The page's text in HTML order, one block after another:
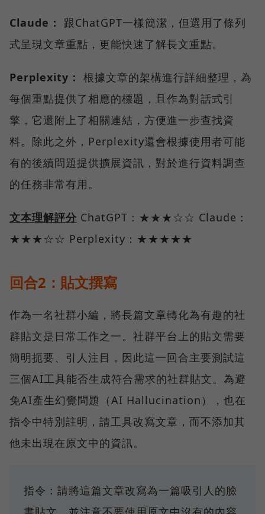
Claude：
跟ChatGPT一樣簡潔，但選用了條列
式呈現文章重點，更能快速了解長文重點。
Perplexity： 根據文章的架構進行詳細整理，為
每個重點提供了相應的標題，且作為對話式引
擎，它還附上了相關連結，方便進一步查找資
料。除此之外，Perplexity還會根據使用者可能
有的後續問題提供擴展資訊，對於進行資料調查
的任務非常有用。
文本理解評分 ChatGPT：★★★☆☆ Claude：
★★★☆☆ Perplexity：★★★★★
回合2：貼文撰寫
作為一名社群小編，將長篇文章轉化為有趣的社
群貼文是日常工作之一。社群平台上的貼文需要
簡明扼要、引人注目，因此這一回合主要測試這
三個AI工具能否生成符合需求的社群貼文。為避
免AI產生幻覺問題（AI Hallucination），也在
指令中特別註明，請工具改寫文章，而不添加其
他未出現在原文中的資訊。
指令：請將這篇文章改寫為一篇吸引人的臉